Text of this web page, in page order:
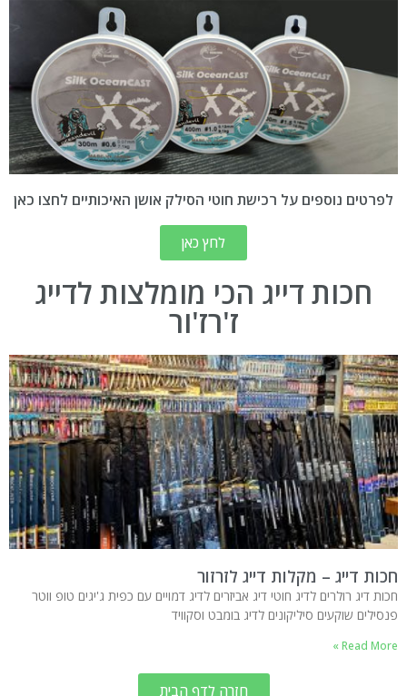
לפרטים נוספים על רכישת חוטי הסילק אושן האיכותיים לחצו כאן
לחץ כאן
חכות דייג הכי מומלצות לדייג
ז'רז'ור
חכות דייג – מקלות דייג לזרזור
חכות דיג רולרים לדיג חוטי דיג אביזרים לדיג דמויים עם כפית ג'יגים טופ ווטר
פנסילים שוקעים סיליקונים לדיג בומבט וסקוויד
Read More »
חזרה לדף הבית